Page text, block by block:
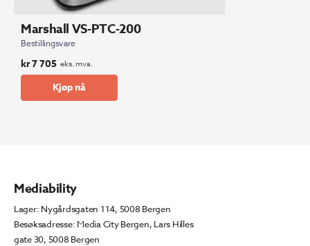
Marshall VS-PTC-200
Bestillingsvare
kr7 705 eks. mva.
Kjøp nå
Mediability
Lager: Nygårdsgaten 114, 5008 Bergen
Besøksadresse: Media City Bergen, Lars Hilles
gate 30, 5008 Bergen